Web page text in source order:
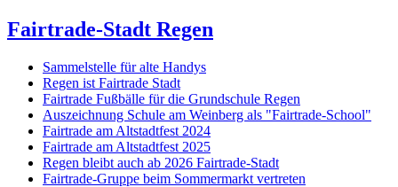
Fairtrade-Stadt Regen
Sammelstelle für alte Handys
Regen ist Fairtrade Stadt
Fairtrade Fußbälle für die Grundschule Regen
Auszeichnung Schule am Weinberg als "Fairtrade-School"
Fairtrade am Altstadtfest 2024
Fairtrade am Altstadtfest 2025
Regen bleibt auch ab 2026 Fairtrade-Stadt
Fairtrade-Gruppe beim Sommermarkt vertreten